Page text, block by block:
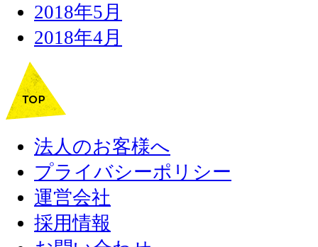
2018年5月
2018年4月
法人のお客様へ
プライバシーポリシー
運営会社
採用情報